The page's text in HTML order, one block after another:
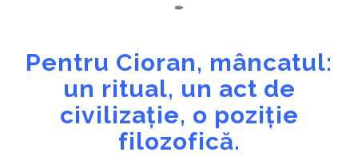
✒
Pentru Cioran, mâncatul:
un ritual, un act de
civilizație, o poziție
filozofică.